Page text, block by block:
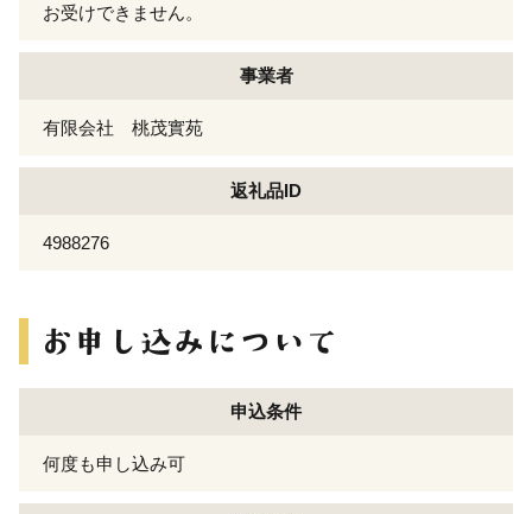
お受けできません。
事業者
有限会社 桃茂實苑
返礼品ID
4988276
申込条件
何度も申し込み可